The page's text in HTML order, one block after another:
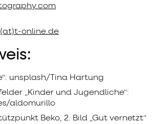
online.de
unsplash/Tina Hartung
„Kinder und Jugendliche“:
aldomurillo
Beko, 2. Bild „Gut vernetzt“